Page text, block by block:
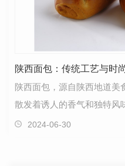
陕西面包：传统工艺与时
陕西面包，源自陕西地道美
散发着诱人的香气和独特风
特方式制作而闻名。陕西面
2024-06-30